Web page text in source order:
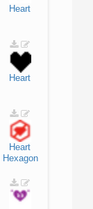
Heart
Heart
Heart
Hexagon